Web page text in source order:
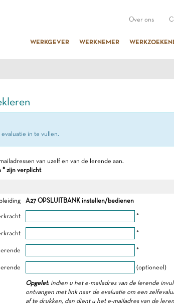
Over ons
WERKGEVER WERKNEMER
in te vullen.
van uzelf en van de lerende aan.
* zijn verplicht
A27 OPSLUITBANK instellen/bedienen
*
*
*
(optioneel)
Opgelet: indien u het e-mailadres van de lerende
ontvangen met link naar de evaluatie om een
af te drukken, dan dient u het e-mailadres van de